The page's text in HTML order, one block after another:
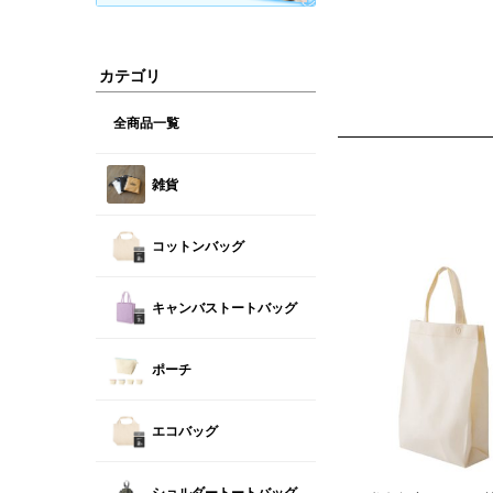
カテゴリ
全商品一覧
雑貨
コットンバッグ
キャンバストートバッグ
ポーチ
エコバッグ